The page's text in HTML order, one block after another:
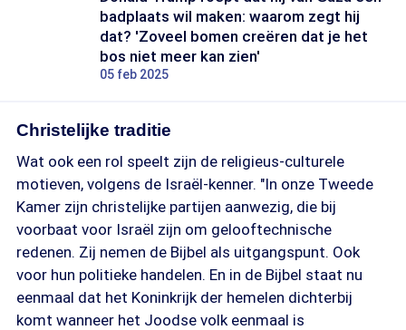
badplaats wil maken: waarom zegt hij
dat? 'Zoveel bomen creëren dat je het
bos niet meer kan zien'
05 feb 2025
Christelijke traditie
Wat ook een rol speelt zijn de religieus-culturele
motieven, volgens de Israël-kenner. "In onze Tweede
Kamer zijn christelijke partijen aanwezig, die bij
voorbaat voor Israël zijn om gelooftechnische
redenen. Zij nemen de Bijbel als uitgangspunt. Ook
voor hun politieke handelen. En in de Bijbel staat nu
eenmaal dat het Koninkrijk der hemelen dichterbij
komt wanneer het Joodse volk eenmaal is